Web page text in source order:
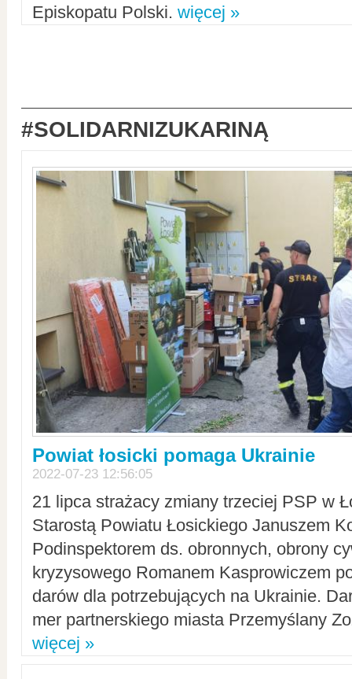
Episkopatu Polski. więcej »
#SOLIDARNIZUKARINĄ
Powiat łosicki pomaga Ukrainie
2022-07-23 12:56:05
21 lipca strażacy zmiany trzeciej PSP w
Starostą Powiatu Łosickiego Januszem
Podinspektorem ds. obronnych, obrony
kryzysowego Romanem Kasprowiczem
darów dla potrzebujących na Ukrainie.
mer partnerskiego miasta Przemyślany
więcej »